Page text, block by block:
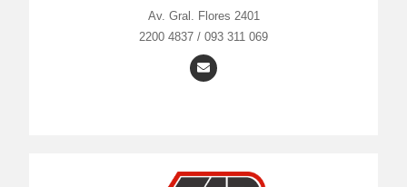
Av. Gral. Flores 2401
2200 4837 / 093 311 069